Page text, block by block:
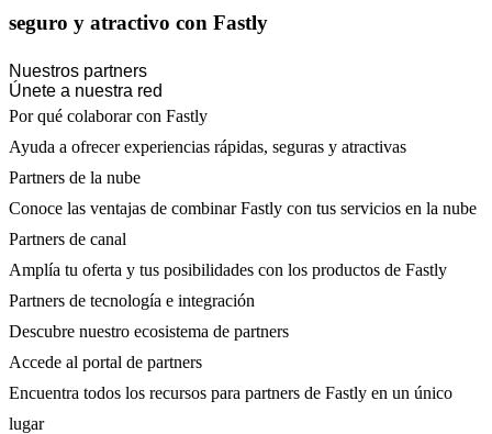
seguro y atractivo con Fastly
Nuestros partners
Únete a nuestra red
Por qué colaborar con Fastly
Ayuda a ofrecer experiencias rápidas, seguras y atractivas
Partners de la nube
Conoce las ventajas de combinar Fastly con tus servicios en la nube
Partners de canal
Amplía tu oferta y tus posibilidades con los productos de Fastly
Partners de tecnología e integración
Descubre nuestro ecosistema de partners
Accede al portal de partners
Encuentra todos los recursos para partners de Fastly en un único
lugar